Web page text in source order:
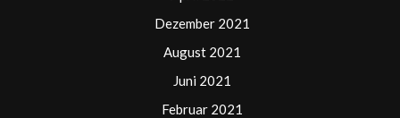
Dezember 2021
August 2021
Juni 2021
Februar 2021